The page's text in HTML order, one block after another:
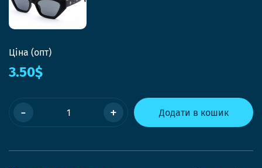
Ціна (опт)
3.50$
- + Додати в кошик